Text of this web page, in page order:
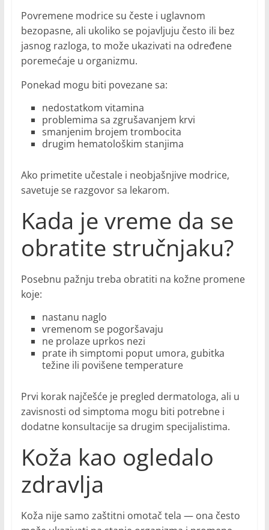
Povremene modrice su česte i uglavnom
bezopasne, ali ukoliko se pojavljuju često ili bez
jasnog razloga, to može ukazivati na određene
poremećaje u organizmu.
Ponekad mogu biti povezane sa:
nedostatkom vitamina
problemima sa zgrušavanjem krvi
smanjenim brojem trombocita
drugim hematološkim stanjima
Ako primetite učestale i neobjašnjive modrice,
savetuje se razgovor sa lekarom.
Kada je vreme da se
obratite stručnjaku?
Posebnu pažnju treba obratiti na kožne promene
koje:
nastanu naglo
vremenom se pogoršavaju
ne prolaze uprkos nezi
prate ih simptomi poput umora, gubitka
težine ili povišene temperature
Prvi korak najčešće je pregled dermatologa, ali u
zavisnosti od simptoma mogu biti potrebne i
dodatne konsultacije sa drugim specijalistima.
Koža kao ogledalo
zdravlja
Koža nije samo zaštitni omotač tela — ona često